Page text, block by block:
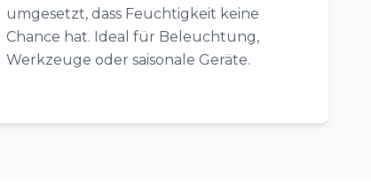
umgesetzt, dass Feuchtigkeit keine
Chance hat. Ideal für Beleuchtung,
Werkzeuge oder saisonale Geräte.